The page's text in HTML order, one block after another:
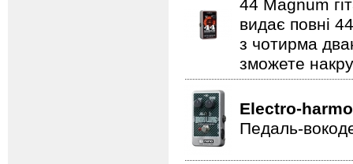
44 Magnum
видає повні
з чотирма
зможете
Electro-
Педаль-